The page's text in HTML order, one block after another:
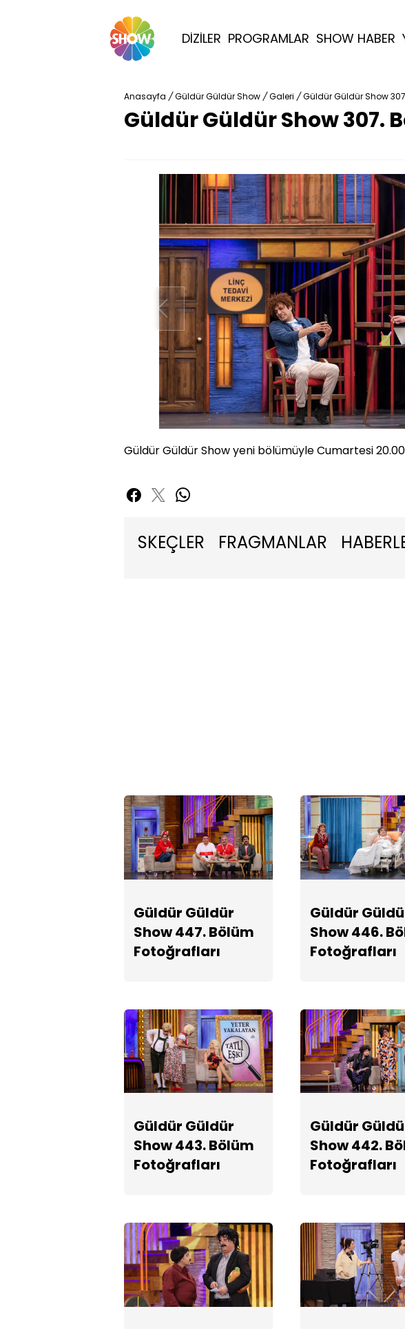
DİZİLER PROGRAMLAR SHOW HABER
Anasayfa / Güldür Güldür Show / Galeri / Güldür Güldür Show
Güldür Güldür Show 307.
Güldür Güldür Show yeni bölümüyle Cumartesi
SKEÇLER FRAGMANLAR
Güldür Güldür
Show 447. Bölüm
Fotoğrafları
Güldür
Show 446.
Fotoğrafları
Güldür Güldür
Show 443. Bölüm
Fotoğrafları
Güldür
Show 442.
Fotoğrafları